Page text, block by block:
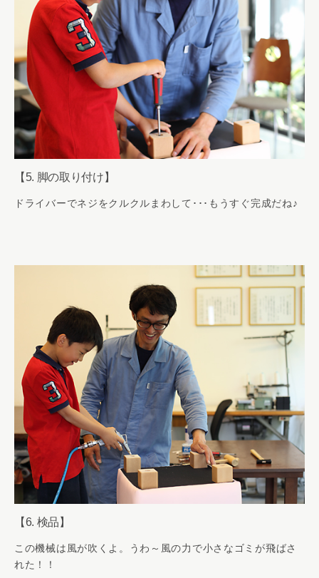
【5. 脚の取り付け】
ドライバーでネジをクルクルまわして･･･もうすぐ完成だね♪
【6. 検品】
この機械は風が吹くよ。うわ～風の力で小さなゴミが飛ばさ
れた！！